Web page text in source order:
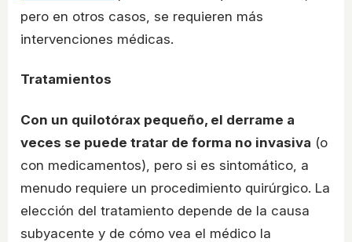
pero en otros casos, se requieren más
intervenciones médicas.
Tratamientos
Con un quilotórax pequeño, el derrame a
veces se puede tratar de forma no invasiva (o
con medicamentos), pero si es sintomático, a
menudo requiere un procedimiento quirúrgico. La
elección del tratamiento depende de la causa
subyacente y de cómo vea el médico la